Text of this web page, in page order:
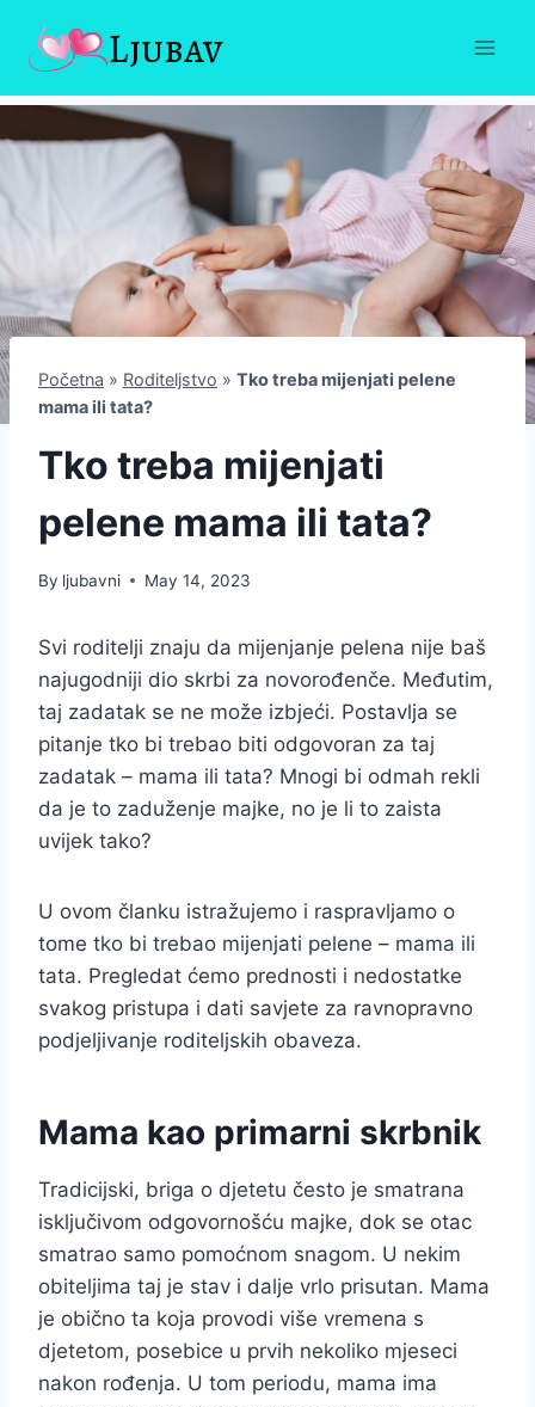
content
Ljubav
Početna » Roditeljstvo » Tko treba mijenjati pelene
mama ili tata?
Tko treba mijenjati
pelene mama ili tata?
By ljubavni May 14, 2023
Svi roditelji znaju da mijenjanje pelena nije baš
najugodniji dio skrbi za novorođenče. Međutim,
taj zadatak se ne može izbjeći. Postavlja se
pitanje tko bi trebao biti odgovoran za taj
zadatak – mama ili tata? Mnogi bi odmah rekli
da je to zaduženje majke, no je li to zaista
uvijek tako?
U ovom članku istražujemo i raspravljamo o
tome tko bi trebao mijenjati pelene – mama ili
tata. Pregledat ćemo prednosti i nedostatke
svakog pristupa i dati savjete za ravnopravno
podjeljivanje roditeljskih obaveza.
Mama kao primarni skrbnik
Tradicijski, briga o djetetu često je smatrana
isključivom odgovornošću majke, dok se otac
smatrao samo pomoćnom snagom. U nekim
obiteljima taj je stav i dalje vrlo prisutan. Mama
je obično ta koja provodi više vremena s
djetetom, posebice u prvih nekoliko mjeseci
nakon rođenja. U tom periodu, mama ima